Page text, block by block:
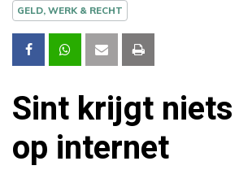
GELD, WERK & RECHT
Sint krijgt
op internet